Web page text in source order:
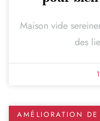
Maison vide
des
AMÉLIORATION